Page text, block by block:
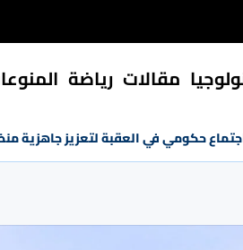
مقالات رياضة
حكومي في العقبة لتعزيز جاهزية